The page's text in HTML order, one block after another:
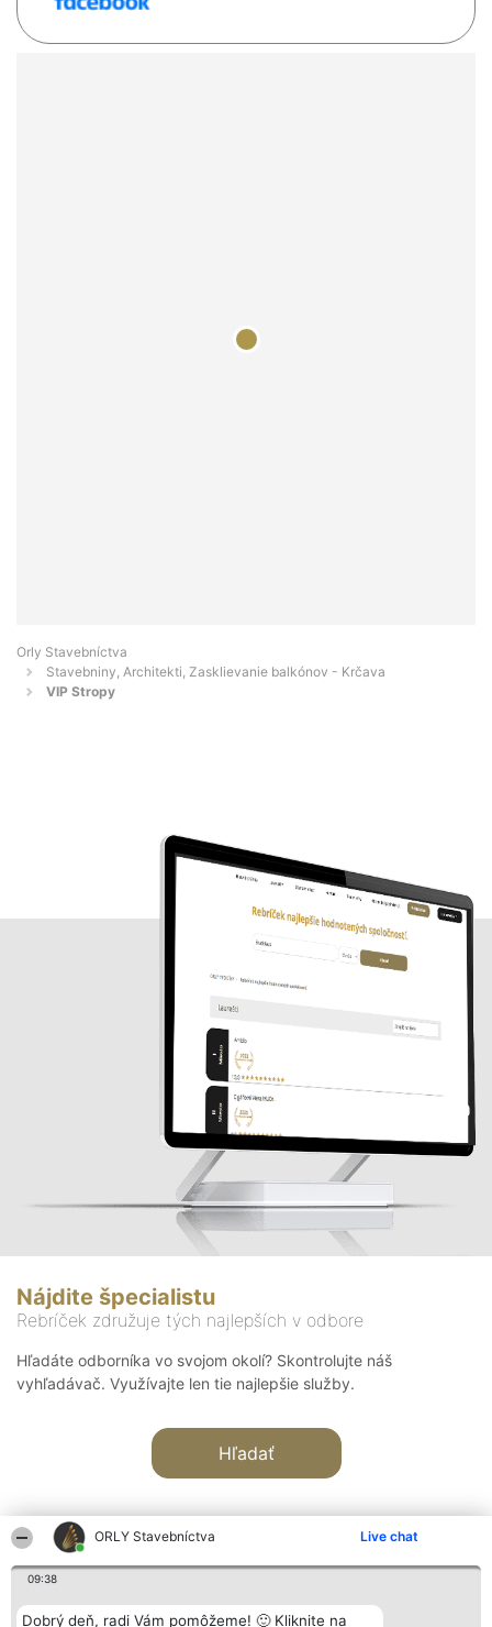
ORLY Stavebníctva Live chat
09:38
Dobrý deň, radi Vám pomôžeme! 🙂 Kliknite na
Orly Stavebníctva
Stavebniny, Architekti, Zasklievanie balkónov - Krčava
VIP Stropy
Nájdite špecialistu
Rebríček združuje tých najlepších v odbore
Hľadáte odborníka vo svojom okolí? Skontrolujte náš
vyhľadávač. Využívajte len tie najlepšie služby.
Hľadať
Organizátor hodnotenia Hodnotenie Kontakt